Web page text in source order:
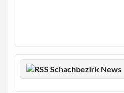
Schachbezirk News